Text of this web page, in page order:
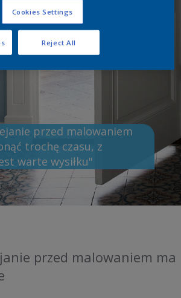
przed malowaniem
trochę czasu, z
warte wysiłku"
przed malowaniem ma
Cookies Settings
Reject All